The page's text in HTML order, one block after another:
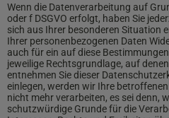
Wenn die Datenverarbeitung auf
oder f DSGVO erfolgt, haben Sie
sich aus Ihrer besonderen Situation
Ihrer personenbezogenen Daten
auch für ein auf diese
jeweilige Rechtsgrundlage, auf
entnehmen Sie dieser
einlegen, werden wir Ihre
nicht mehr verarbeiten, es sei denn,
schutzwürdige Grunde für die